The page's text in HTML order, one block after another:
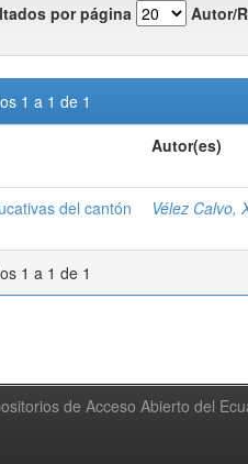
por página Autor/
1 a 1 de 1
Autor(es)
del cantón
Vélez Calvo,
1 a 1 de 1
de Acceso Abierto del